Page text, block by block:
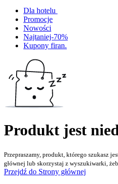
Dla hotelu
Promocje
Nowości
Najtaniej-70%
Kupony firan.
Produkt jest
Przepraszamy, produkt, którego szukasz
głównej lub skorzystaj z wyszukiwarki,
Przejdź do Strony głównej